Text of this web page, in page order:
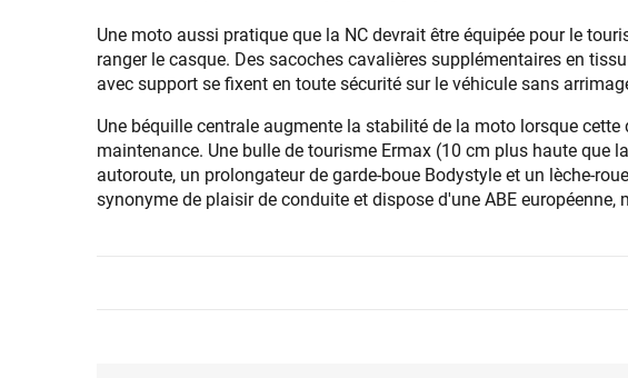
Une moto aussi pratique que la NC devrait être équipée pour le
ranger le casque. Des sacoches cavalières supplémentaires en
avec support se fixent en toute sécurité sur le véhicule sans
Une béquille centrale augmente la stabilité de la moto lorsque
maintenance. Une bulle de tourisme Ermax (10 cm plus haute
autoroute, un prolongateur de garde-boue Bodystyle et un lèche-
synonyme de plaisir de conduite et dispose d'une ABE